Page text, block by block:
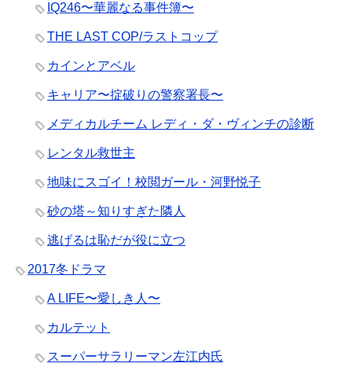
IQ246〜華麗なる事件簿〜
THE LAST COP/ラストコップ
カインとアベル
キャリア〜掟破りの警察署長〜
メディカルチーム レディ・ダ・ヴィンチの診断
レンタル救世主
地味にスゴイ！校閲ガール・河野悦子
砂の塔～知りすぎた隣人
逃げるは恥だが役に立つ
2017冬ドラマ
A LIFE〜愛しき人〜
カルテット
スーパーサラリーマン左江内氏